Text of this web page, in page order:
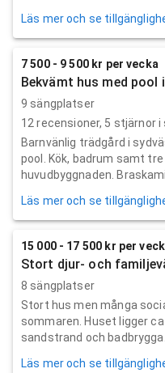
Läs mer och se
7 500 - 9 500 kr per vecka
Bekvämt hus med pool
9 sängplatser
12 recensioner, 5 stjärnor
Barnvänlig trädgård i
pool. Kök, badrum samt
huvudbyggnaden.
Läs mer och se
15 000 - 17 500 kr per
Stort djur- och
8 sängplatser
Stort hus men många
sommaren. Huset ligger
sandstrand och badbrygga.
Läs mer och se